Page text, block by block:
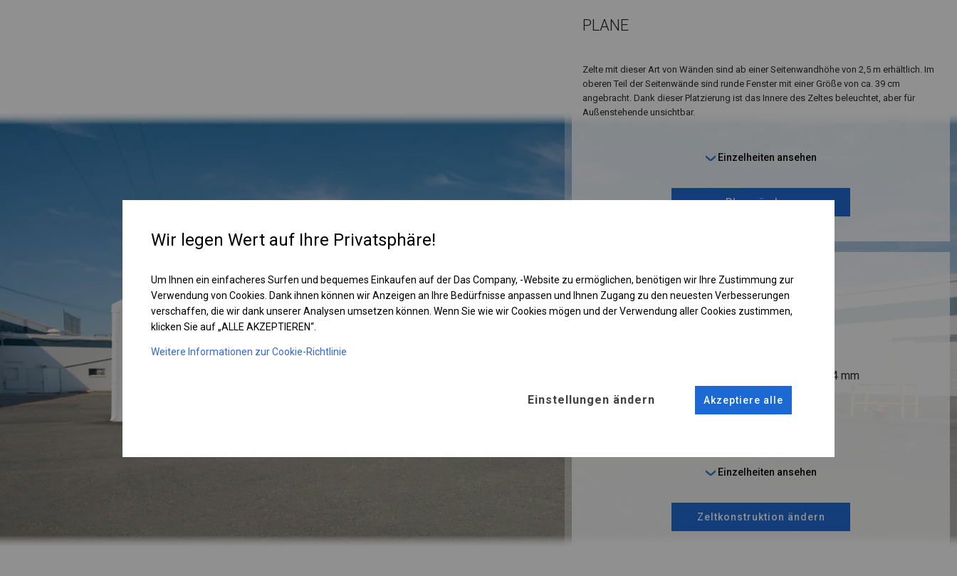
PLANE
Zelte mit dieser Art von Wänden sind ab einer Seitenwandhöhe von 2,5 m erhältlich. Im
oberen Teil der Seitenwände sind runde Fenster mit einer Größe von ca. 39 cm
angebracht. Dank dieser Platzierung ist das Innere des Zeltes beleuchtet, aber für
Außenstehende unsichtbar.
Einzelheiten ansehen
Plane ändern
KONSTRUKTION
WINTER
fi 54 mm
FUSS
Einzelheiten ansehen
Zeltkonstruktion ändern
Wir legen Wert auf Ihre Privatsphäre!
Um Ihnen ein einfacheres Surfen und bequemes Einkaufen auf der Das Company, -Website zu ermöglichen, benötigen wir Ihre Zustimmung zur
Verwendung von Cookies. Dank ihnen können wir Anzeigen an Ihre Bedürfnisse anpassen und Ihnen Zugang zu den neuesten Verbesserungen
verschaffen, die wir dank unserer Analysen umsetzen können. Wenn Sie wie wir Cookies mögen und der Verwendung aller Cookies zustimmen,
klicken Sie auf „ALLE AKZEPTIEREN“.
Weitere Informationen zur Cookie-Richtlinie
Einstellungen ändern Akzeptiere alle